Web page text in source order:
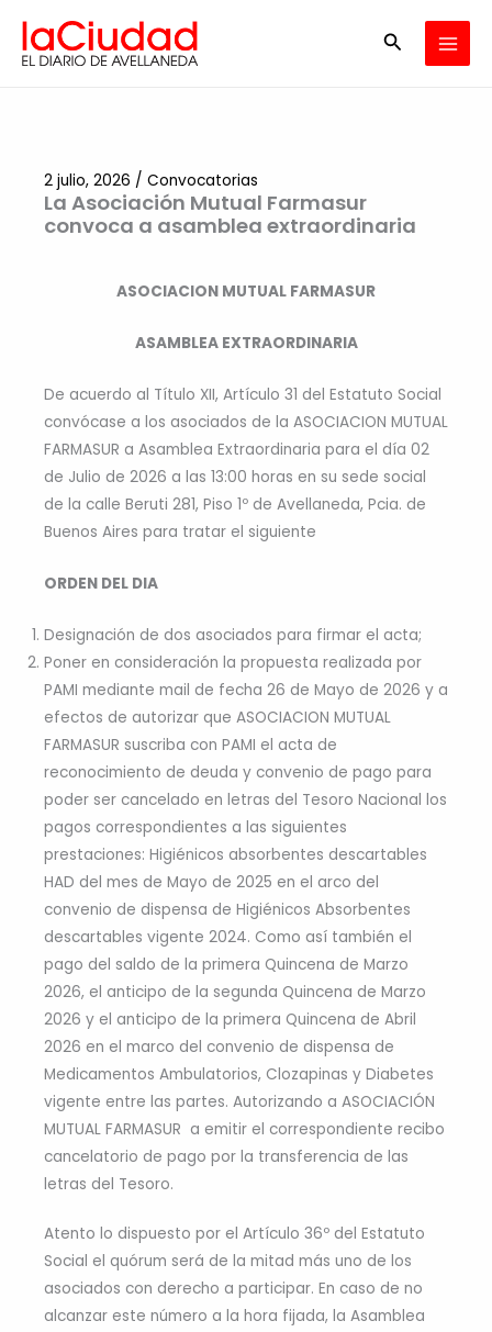
contenido
Buscar
La Asociación Mutual Farmasur
convoca a asamblea extraordinaria
2 julio, 2026 / Convocatorias
ASOCIACION MUTUAL FARMASUR
ASAMBLEA EXTRAORDINARIA
De acuerdo al Título XII, Artículo 31 del Estatuto Social
convócase a los asociados de la ASOCIACION MUTUAL
FARMASUR a Asamblea Extraordinaria para el día 02
de Julio de 2026 a las 13:00 horas en su sede social
de la calle Beruti 281, Piso 1º de Avellaneda, Pcia. de
Buenos Aires para tratar el siguiente
ORDEN DEL DIA
Designación de dos asociados para firmar el acta;
Poner en consideración la propuesta realizada por
PAMI mediante mail de fecha 26 de Mayo de 2026 y a
efectos de autorizar que ASOCIACION MUTUAL
FARMASUR suscriba con PAMI el acta de
reconocimiento de deuda y convenio de pago para
poder ser cancelado en letras del Tesoro Nacional los
pagos correspondientes a las siguientes
prestaciones: Higiénicos absorbentes descartables
HAD del mes de Mayo de 2025 en el arco del
convenio de dispensa de Higiénicos Absorbentes
descartables vigente 2024. Como así también el
pago del saldo de la primera Quincena de Marzo
2026, el anticipo de la segunda Quincena de Marzo
2026 y el anticipo de la primera Quincena de Abril
2026 en el marco del convenio de dispensa de
Medicamentos Ambulatorios, Clozapinas y Diabetes
vigente entre las partes. Autorizando a ASOCIACIÓN
MUTUAL FARMASUR a emitir el correspondiente recibo
cancelatorio de pago por la transferencia de las
letras del Tesoro.
Atento lo dispuesto por el Artículo 36º del Estatuto
Social el quórum será de la mitad más uno de los
asociados con derecho a participar. En caso de no
alcanzar este número a la hora fijada, la Asamblea